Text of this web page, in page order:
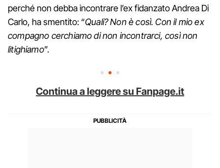
perché non debba incontrare l’ex fidanzato Andrea Di
Carlo, ha smentito: “Quali? Non è così. Con il mio ex
compagno cerchiamo di non incontrarci, così non
litighiamo”.
Continua a leggere su Fanpage.it